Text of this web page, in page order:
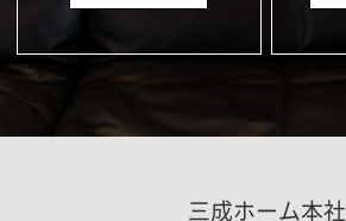
三成ホーム本社